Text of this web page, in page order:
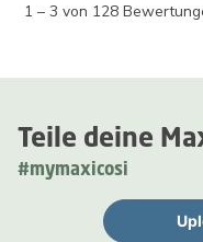
Teile deine
#mymaxicosi
1 – 3 von 128